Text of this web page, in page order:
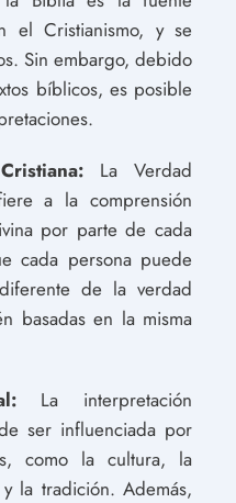
el Cristianismo, y se
Sin embargo, debido
bíblicos, es posible
La Verdad
a la comprensión
por parte de cada
cada persona puede
de la verdad
basadas en la misma
La interpretación
ser influenciada por
como la cultura, la
la tradición. Además,